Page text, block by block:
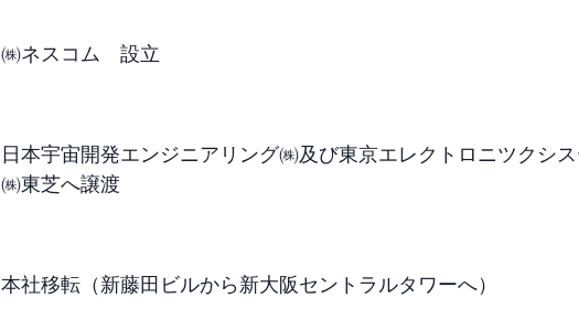
㈱ネスコム 設立
日本宇宙開発エンジニアリング㈱及び東京エレクトロニツクシ
㈱東芝へ譲渡
本社移転（新藤田ビルから新大阪セントラルタワーへ）